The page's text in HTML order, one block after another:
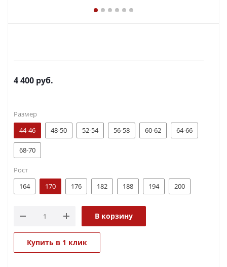
4 400 руб.
Размер
44-46
48-50 52-54 56-58 60-62 64-66
68-70
Рост
164
170 176 182 188 194 200
В корзину
Купить в 1 клик